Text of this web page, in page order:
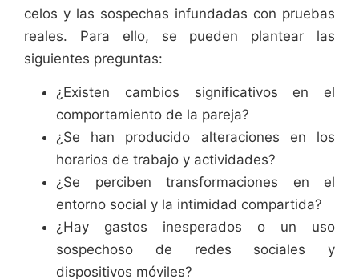
celos y las sospechas infundadas con pruebas
reales. Para ello, se pueden plantear las
siguientes preguntas:
¿Existen cambios significativos en el
comportamiento de la pareja?
¿Se han producido alteraciones en los
horarios de trabajo y actividades?
¿Se perciben transformaciones en el
entorno social y la intimidad compartida?
¿Hay gastos inesperados o un uso
sospechoso de redes sociales y
dispositivos móviles?